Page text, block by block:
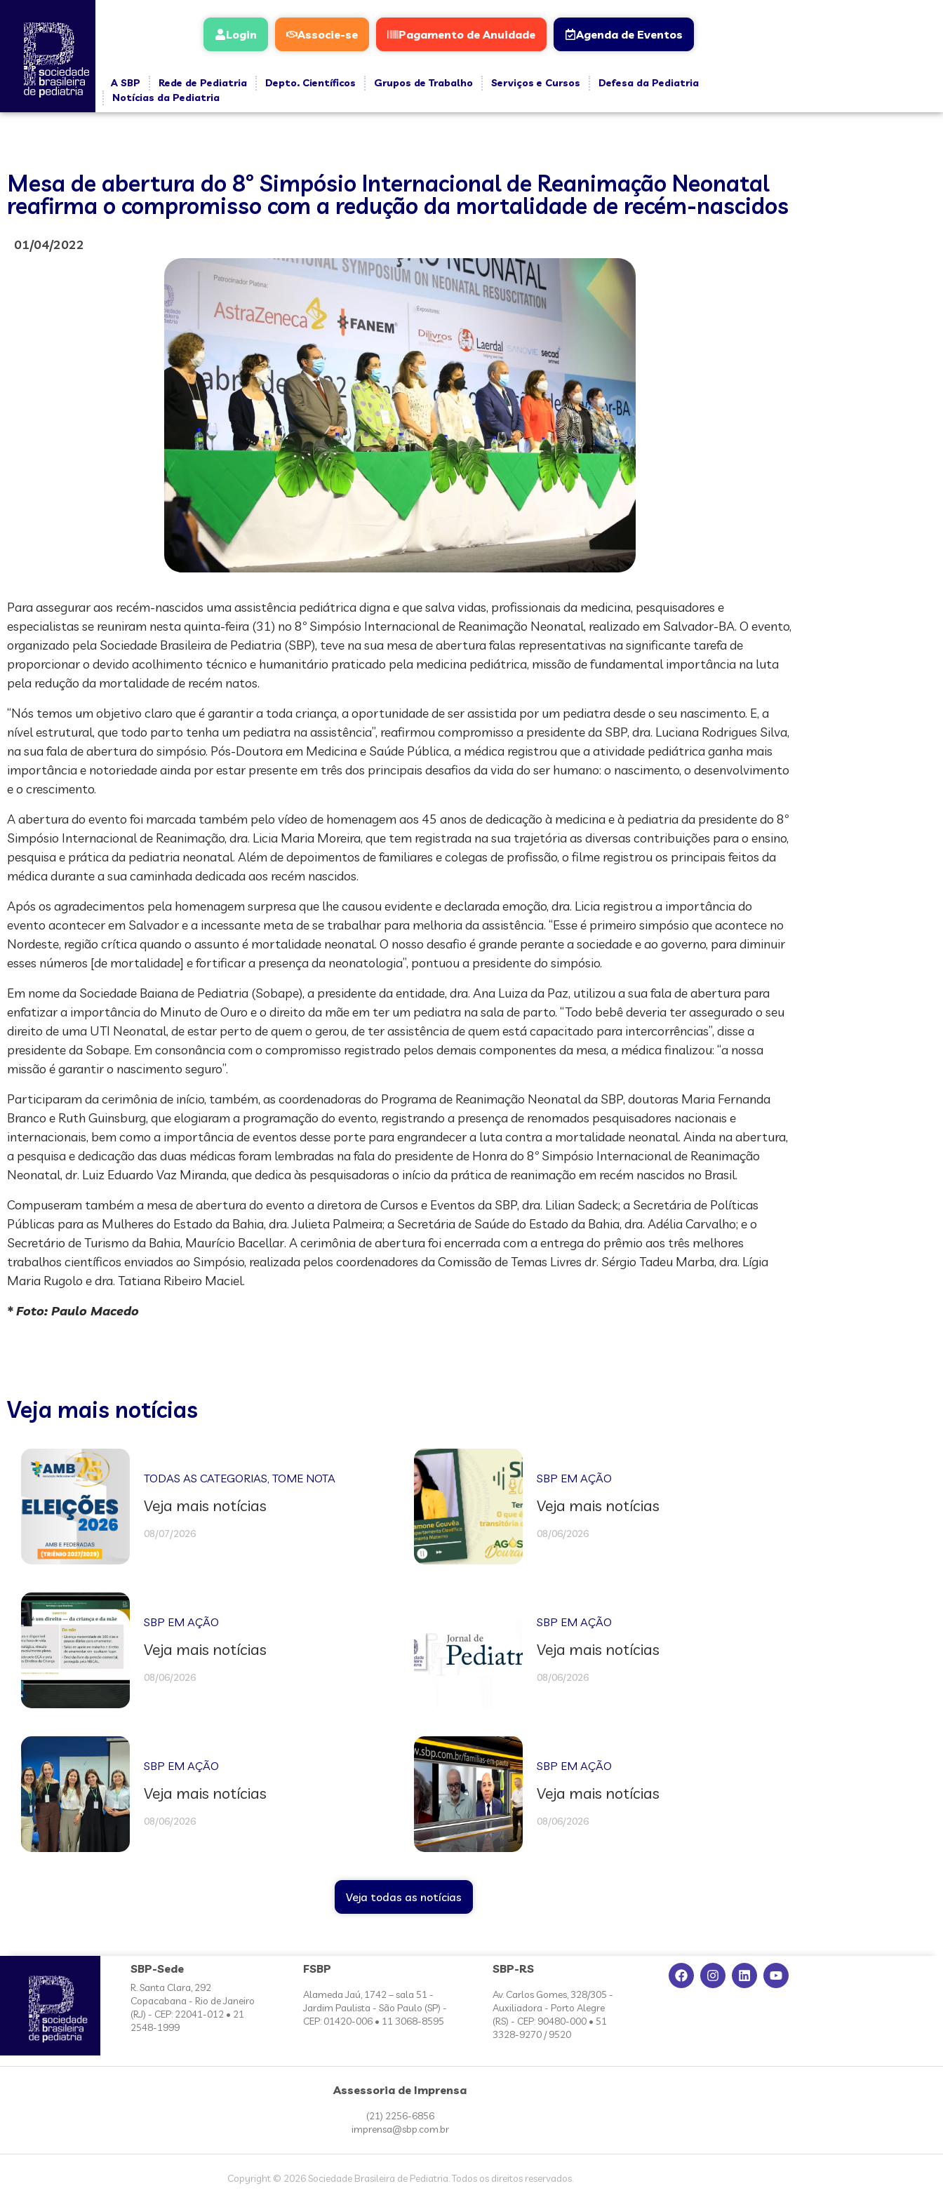
Login Associe-se Pagamento de Anuidade Agenda de Eventos
A SBP Rede de Pediatria Depto. Científicos Grupos de Trabalho Serviços e Cursos
Defesa da Pediatria
Notícias da Pediatria
Mesa de abertura do 8º Simpósio Internacional de Reanimação Neonatal
reafirma o compromisso com a redução da mortalidade de recém-nascidos
01/04/2022
Para assegurar aos recém-nascidos uma assistência pediátrica digna e que salva vidas, profissionais da medicina, pesquisadores e
especialistas se reuniram nesta quinta-feira (31) no 8º Simpósio Internacional de Reanimação Neonatal, realizado em Salvador-BA. O evento,
organizado pela Sociedade Brasileira de Pediatria (SBP), teve na sua mesa de abertura falas representativas na significante tarefa de
proporcionar o devido acolhimento técnico e humanitário praticado pela medicina pediátrica, missão de fundamental importância na luta
pela redução da mortalidade de recém natos.
“Nós temos um objetivo claro que é garantir a toda criança, a oportunidade de ser assistida por um pediatra desde o seu nascimento. E, a
nível estrutural, que todo parto tenha um pediatra na assistência”, reafirmou compromisso a presidente da SBP, dra. Luciana Rodrigues Silva,
na sua fala de abertura do simpósio. Pós-Doutora em Medicina e Saúde Pública, a médica registrou que a atividade pediátrica ganha mais
importância e notoriedade ainda por estar presente em três dos principais desafios da vida do ser humano: o nascimento, o desenvolvimento
e o crescimento.
A abertura do evento foi marcada também pelo vídeo de homenagem aos 45 anos de dedicação à medicina e à pediatria da presidente do 8º
Simpósio Internacional de Reanimação, dra. Licia Maria Moreira, que tem registrada na sua trajetória as diversas contribuições para o ensino,
pesquisa e prática da pediatria neonatal. Além de depoimentos de familiares e colegas de profissão, o filme registrou os principais feitos da
médica durante a sua caminhada dedicada aos recém nascidos.
Após os agradecimentos pela homenagem surpresa que lhe causou evidente e declarada emoção, dra. Licia registrou a importância do
evento acontecer em Salvador e a incessante meta de se trabalhar para melhoria da assistência. “Esse é primeiro simpósio que acontece no
Nordeste, região crítica quando o assunto é mortalidade neonatal. O nosso desafio é grande perante a sociedade e ao governo, para diminuir
esses números [de mortalidade] e fortificar a presença da neonatologia”, pontuou a presidente do simpósio.
Em nome da Sociedade Baiana de Pediatria (Sobape), a presidente da entidade, dra. Ana Luiza da Paz, utilizou a sua fala de abertura para
enfatizar a importância do Minuto de Ouro e o direito da mãe em ter um pediatra na sala de parto. “Todo bebê deveria ter assegurado o seu
direito de uma UTI Neonatal, de estar perto de quem o gerou, de ter assistência de quem está capacitado para intercorrências”, disse a
presidente da Sobape. Em consonância com o compromisso registrado pelos demais componentes da mesa, a médica finalizou: “a nossa
missão é garantir o nascimento seguro”.
Participaram da cerimônia de início, também, as coordenadoras do Programa de Reanimação Neonatal da SBP, doutoras Maria Fernanda
Branco e Ruth Guinsburg, que elogiaram a programação do evento, registrando a presença de renomados pesquisadores nacionais e
internacionais, bem como a importância de eventos desse porte para engrandecer a luta contra a mortalidade neonatal. Ainda na abertura,
a pesquisa e dedicação das duas médicas foram lembradas na fala do presidente de Honra do 8º Simpósio Internacional de Reanimação
Neonatal, dr. Luiz Eduardo Vaz Miranda, que dedica às pesquisadoras o início da prática de reanimação em recém nascidos no Brasil.
Compuseram também a mesa de abertura do evento a diretora de Cursos e Eventos da SBP, dra. Lilian Sadeck; a Secretária de Políticas
Públicas para as Mulheres do Estado da Bahia, dra. Julieta Palmeira; a Secretária de Saúde do Estado da Bahia, dra. Adélia Carvalho; e o
Secretário de Turismo da Bahia, Maurício Bacellar. A cerimônia de abertura foi encerrada com a entrega do prêmio aos três melhores
trabalhos científicos enviados ao Simpósio, realizada pelos coordenadores da Comissão de Temas Livres dr. Sérgio Tadeu Marba, dra. Lígia
Maria Rugolo e dra. Tatiana Ribeiro Maciel.
* Foto: Paulo Macedo
Veja mais notícias
TODAS AS CATEGORIAS ,TOME NOTA
Veja mais notícias
08/07/2026
SBP EM AÇÃO
Veja mais notícias
08/06/2026
SBP EM AÇÃO
Veja mais notícias
08/06/2026
SBP EM AÇÃO
Veja mais notícias
08/06/2026
SBP EM AÇÃO
Veja mais notícias
08/06/2026
SBP EM AÇÃO
Veja mais notícias
08/06/2026
Veja todas as notícias
SBP-Sede
R. Santa Clara, 292
Copacabana - Rio de Janeiro
(RJ) - CEP: 22041-012 • 21
2548-1999
FSBP
Alameda Jaú, 1742 – sala 51 -
Jardim Paulista - São Paulo (SP) -
CEP: 01420-006 • 11 3068-8595
SBP-RS
Av. Carlos Gomes, 328/305 -
Auxiliadora - Porto Alegre
(RS) - CEP: 90480-000 • 51
3328-9270 / 9520
Assessoria de Imprensa
(21) 2256-6856
imprensa@sbp.com.br
Copyright © 2026 Sociedade Brasileira de Pediatria. Todos os direitos reservados.